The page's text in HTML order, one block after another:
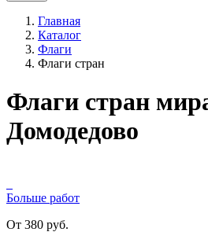
Главная
Каталог
Флаги
Флаги стран
Флаги стран
Домодедово
Больше работ
От 380 руб.